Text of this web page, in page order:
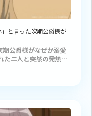
」と言った次期公爵様が
期公爵様がなぜか溺愛
二人と突然の発熱…